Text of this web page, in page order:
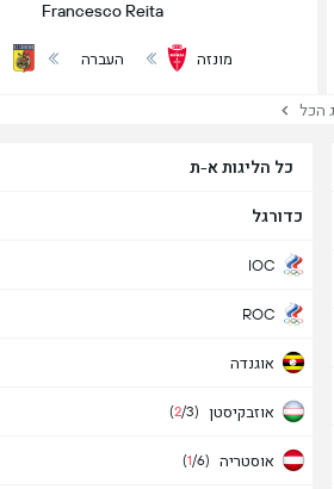
Francesco Reita
מונזה העברה
הכל
כל הליגות א-ת
כדורגל
IOC
ROC
אוגנדה
אוזבקיסטן (2/3)
אוסטריה (1/6)